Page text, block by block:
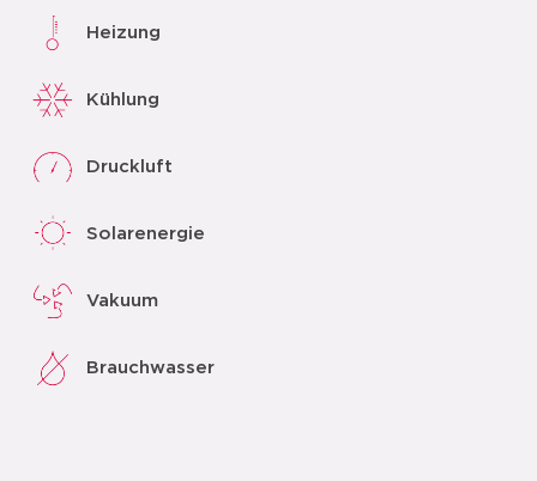
Heizung
Kühlung
Druckluft
Solarenergie
Vakuum
Brauchwasser